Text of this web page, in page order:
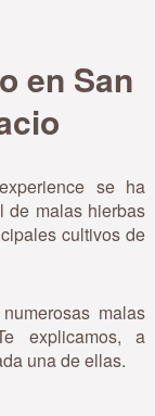
en San
se ha
de malas hierbas
cultivos de
malas
explicamos, a
una de ellas.